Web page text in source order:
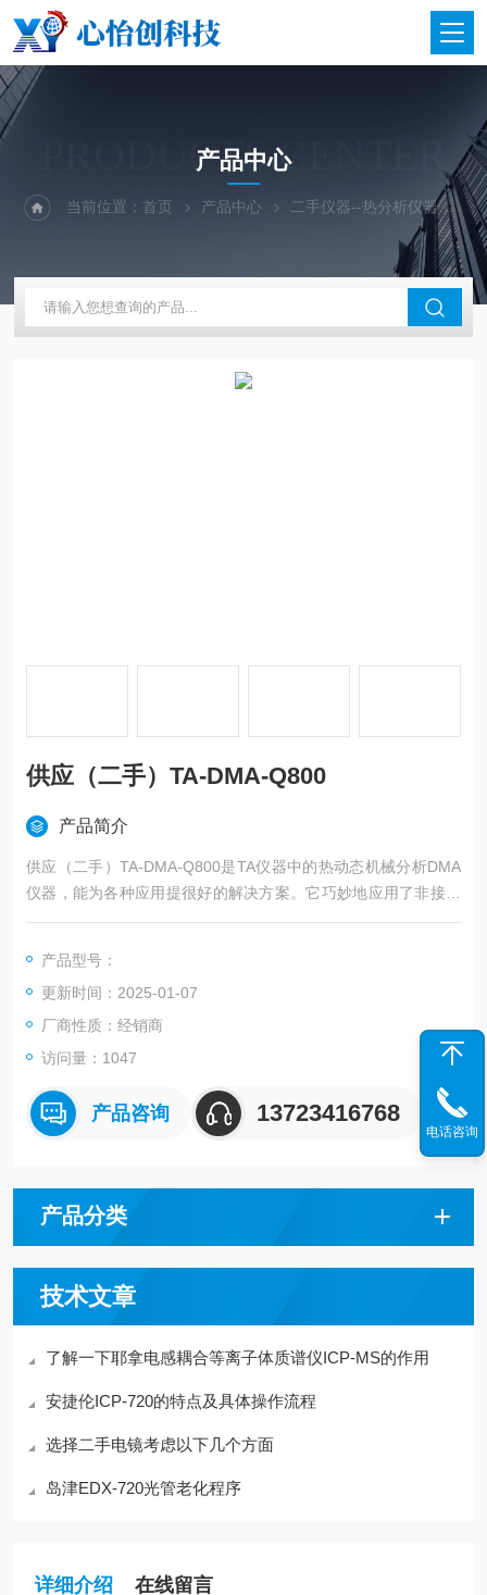
PRODUCTS CENTER
产品中心
当前位置：首页 产品中心 二手仪器--热分析仪器 二
供应（二手）TA-DMA-Q800
产品简介
供应（二手）TA-DMA-Q800是TA仪器中的热动态机械分析DMA
仪器，能为各种应用提很好的解决方案。它巧妙地应用了非接触
马达的施加应力以及低摩擦的空气轴承技术。应变的测量是通过
产品型号：
更新时间：2025-01-07
厂商性质：经销商
访问量：1047
产品咨询 13723416768
产品分类
技术文章
了解一下耶拿电感耦合等离子体质谱仪ICP-MS的作用
安捷伦ICP-720的特点及具体操作流程
选择二手电镜考虑以下几个方面
岛津EDX-720光管老化程序
详细介绍 在线留言
电话咨询